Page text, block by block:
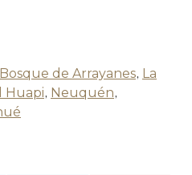
Bosque de Arrayanes, La
Huapi, Neuquén,